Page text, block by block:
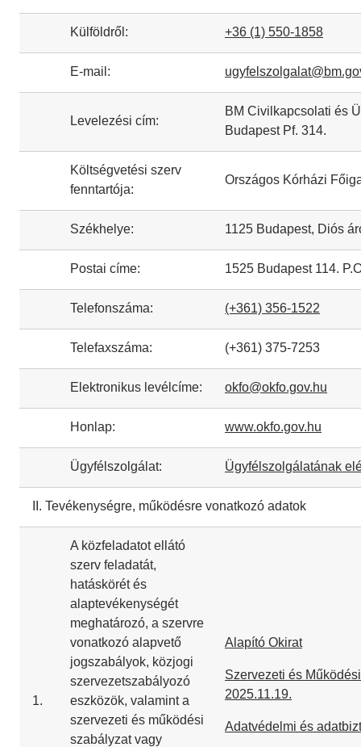
Külföldről: +36 (1) 550-1858
E-mail:
Levelezési cím:
BM Civilkapcsolati és
Budapest Pf. 314.
Költségvetési szerv
fenntartója:
Országos Kórházi
Székhelye: 1125 Budapest, Diós
Postai címe: 1525 Budapest 114.
Telefonszáma: (+361) 356-1522
Telefaxszáma: (+361) 375-7253
Elektronikus levélcíme: okfo@okfo.gov.hu
Honlap: www.okfo.gov.hu
Ügyfélszolgálat: Ügyfélszolgálatának
II. Tevékenységre, működésre vonatkozó adatok
1.
A közfeladatot ellátó
szerv feladatát,
hatáskörét és
alaptevékenységét
meghatározó, a szervre
vonatkozó alapvető
jogszabályok, közjogi
szervezetszabályozó
eszközök, valamint a
szervezeti és működési
szabályzat vagy
Alapító Okirat
Szervezeti és
2025.11.19.
Adatvédelmi és